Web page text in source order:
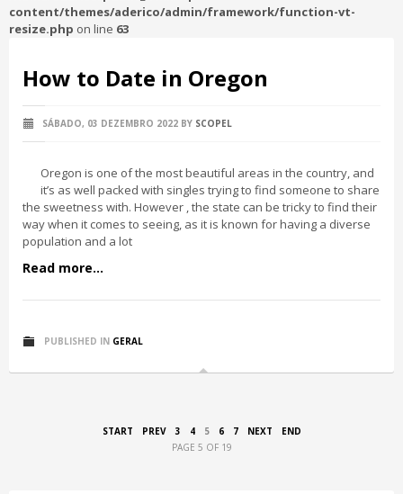
content/themes/aderico/admin/framework/function-vt-
resize.php on line 63
How to Date in Oregon
SÁBADO, 03 DEZEMBRO 2022 BY SCOPEL
Oregon is one of the most beautiful areas in the country, and
it’s as well packed with singles trying to find someone to share
the sweetness with. However , the state can be tricky to find their
way when it comes to seeing, as it is known for having a diverse
population and a lot
Read more...
PUBLISHED IN GERAL
START PREV 3 4 5 6 7 NEXT
END
PAGE 5 OF 19